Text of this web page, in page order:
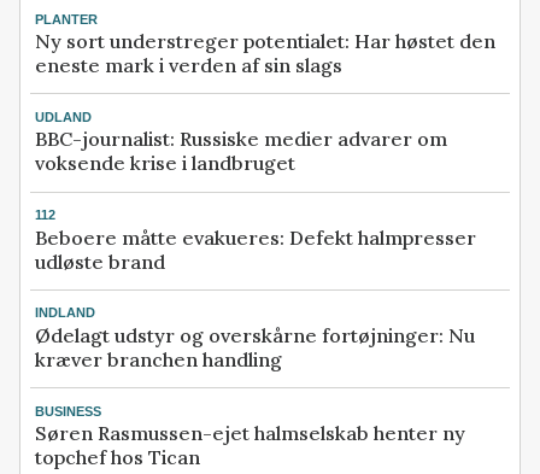
PLANTER
Ny sort understreger potentialet: Har høstet den
eneste mark i verden af sin slags
UDLAND
BBC-journalist: Russiske medier advarer om
voksende krise i landbruget
112
Beboere måtte evakueres: Defekt halmpresser
udløste brand
INDLAND
Ødelagt udstyr og overskårne fortøjninger: Nu
kræver branchen handling
BUSINESS
Søren Rasmussen-ejet halmselskab henter ny
topchef hos Tican